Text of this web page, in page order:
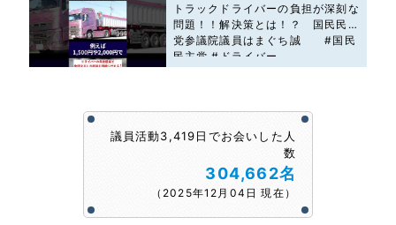
トラックドライバーの負担が深刻な
問題！！解決策とは！？ 国民民主
党参議院議員はまぐち誠 #国民
民主党 #ドライバー
議員活動3,419日でお会いした人
数
304,662名
（2025年12月04日 現在）